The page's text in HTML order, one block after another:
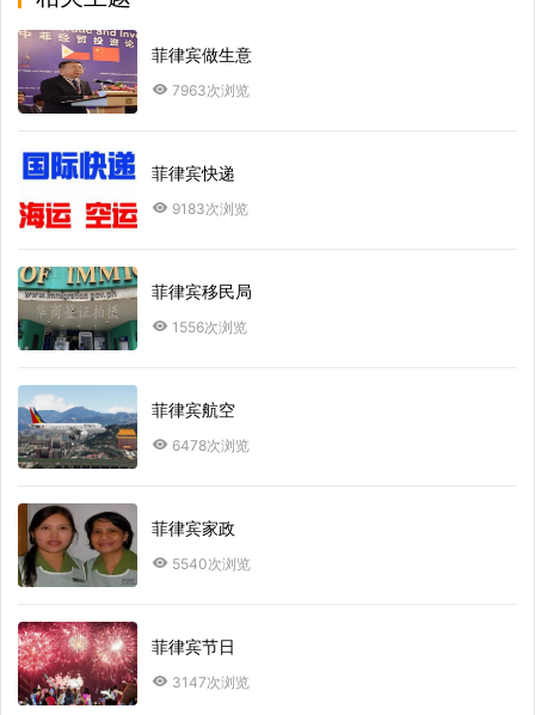
菲律宾做生意
7963次浏览
菲律宾快递
9183次浏览
菲律宾移民局
1556次浏览
菲律宾航空
6478次浏览
菲律宾家政
5540次浏览
菲律宾节日
3147次浏览